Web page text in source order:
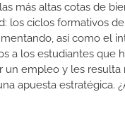
más altas cotas de
los ciclos formativos
así como el
a los estudiantes que
empleo y les
estratégica.